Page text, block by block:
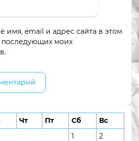
имя, email и адрес сайта в этом
последующих моих
Чт Пт Сб
Вс
1
2